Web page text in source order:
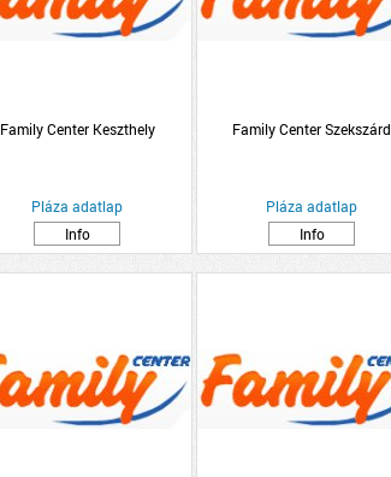
Family Center Keszthely
Pláza adatlap
Info
Family Center Szekszárd
Pláza adatlap
Info